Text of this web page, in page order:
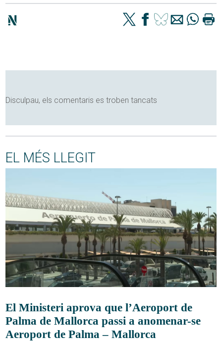
Disculpau, els comentaris es troben tancats
EL MÉS LLEGIT
El Ministeri aprova que l’Aeroport de
Palma de Mallorca passi a anomenar-se
Aeroport de Palma – Mallorca